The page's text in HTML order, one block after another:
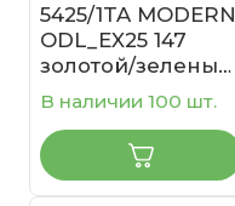
5425/1TA MODERN
ODL_EX25 147
золотой/зеленый/
белый/металл/
керамика/ткань
Настольная
лампа E27 1*40W
CACTUS
В наличии 100 шт.